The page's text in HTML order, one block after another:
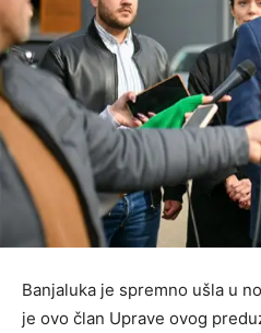
Banjaluka je spremno ušla u
je ovo član Uprave ovog